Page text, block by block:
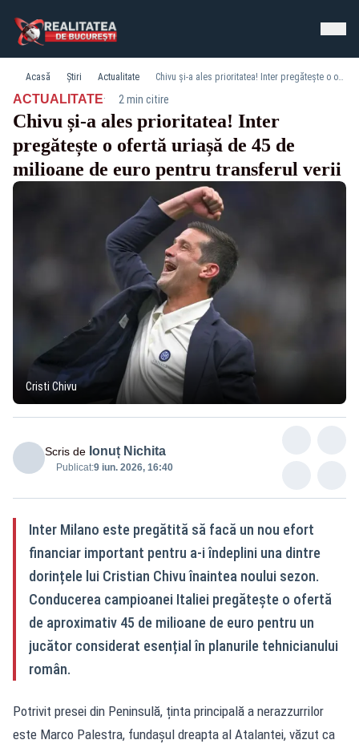
Acasă Știri Actualitate Chivu și-a ales prioritatea! Inter pregătește o ofertă uriașă de 45 de milioane de euro pentru transferul verii
ACTUALITATE· 2 min citire
Chivu și-a ales prioritatea! Inter
pregătește o ofertă uriașă de 45 de
milioane de euro pentru transferul verii
Cristi Chivu
Scris de Ionuț Nichita
Publicat:9 iun. 2026, 16:40
Inter Milano este pregătită să facă un nou efort
financiar important pentru a-i îndeplini una dintre
dorințele lui Cristian Chivu înaintea noului sezon.
Conducerea campioanei Italiei pregătește o ofertă
de aproximativ 45 de milioane de euro pentru un
jucător considerat esențial în planurile tehnicianului
român.
Potrivit presei din Peninsulă, ținta principală a nerazzurrilor
este Marco Palestra, fundașul dreapta al Atalantei, văzut ca